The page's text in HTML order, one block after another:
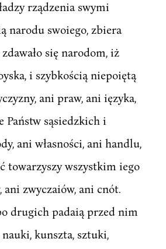
rządzenia swymi
narodu swoiego, zbiera
się narodom, iż
i szybkością niepoiętą
ani praw, ani ięzyka,
Państw sąsiedzkich i
ani własności, ani handlu,
towarzyszy wszystkim iego
zwyczaiów, ani cnót.
drugich padaią przed nim
kunszta, sztuki,